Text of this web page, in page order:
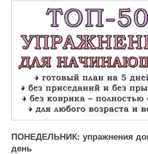
ПОНЕДЕЛЬНИК: упражнения
день